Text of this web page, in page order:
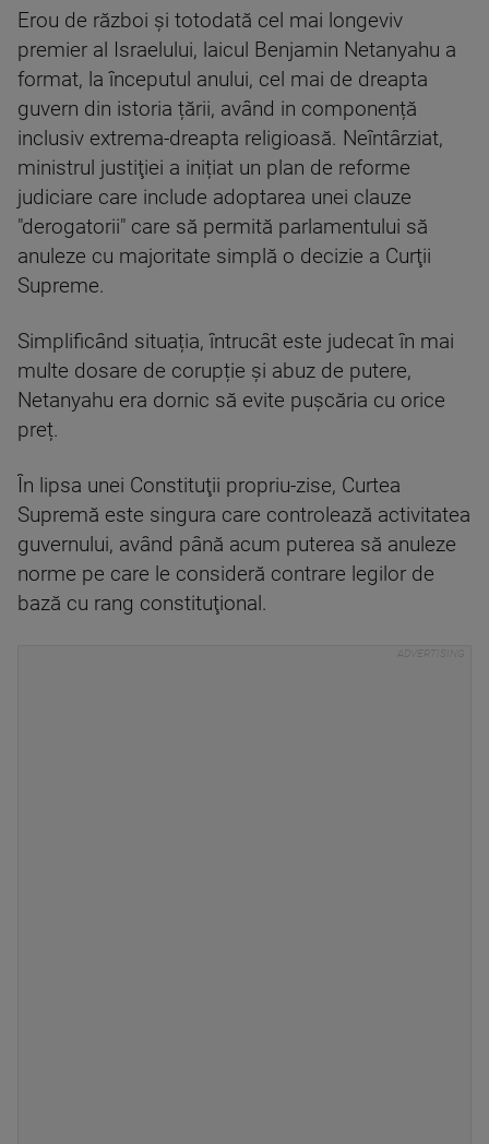
Erou de război și totodată cel mai longeviv
premier al Israelului, laicul Benjamin Netanyahu a
format, la începutul anului, cel mai de dreapta
guvern din istoria țării, având in componență
inclusiv extrema-dreapta religioasă. Neîntârziat,
ministrul justiţiei a inițiat un plan de reforme
judiciare care include adoptarea unei clauze
"derogatorii" care să permită parlamentului să
anuleze cu majoritate simplă o decizie a Curţii
Supreme.
Simplificând situația, întrucât este judecat în mai
multe dosare de corupție și abuz de putere,
Netanyahu era dornic să evite pușcăria cu orice
preț.
În lipsa unei Constituţii propriu-zise, Curtea
Supremă este singura care controlează activitatea
guvernului, având până acum puterea să anuleze
norme pe care le consideră contrare legilor de
bază cu rang constituţional.